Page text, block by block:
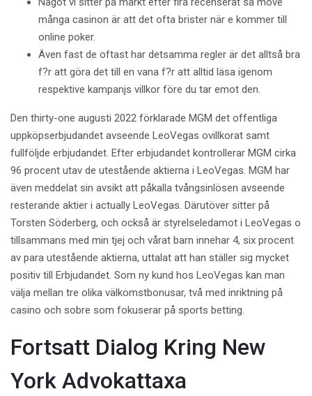
många casinon är att det ofta brister när e kommer till
online poker.
Även fast de oftast har detsamma regler är det alltså bra
f?r att göra det till en vana f?r att alltid läsa igenom
respektive kampanjs villkor före du tar emot den.
Den thirty-one augusti 2022 förklarade MGM det offentliga
uppköpserbjudandet avseende LeoVegas ovillkorat samt
fullföljde erbjudandet. Efter erbjudandet kontrollerar MGM cirka
96 procent utav de utestående aktierna i LeoVegas. MGM har
även meddelat sin avsikt att påkalla tvångsinlösen avseende
resterande aktier i actually LeoVegas. Därutöver sitter på
Torsten Söderberg, och också är styrelseledamot i LeoVegas o
tillsammans med min tjej och vårat barn innehar 4, six procent
av para utestående aktierna, uttalat att han ställer sig mycket
positiv till Erbjudandet. Som ny kund hos LeoVegas kan man
välja mellan tre olika välkomstbonusar, två med inriktning på
casino och sobre som fokuserar på sports betting.
Fortsatt Dialog Kring New
York Advokattaxa